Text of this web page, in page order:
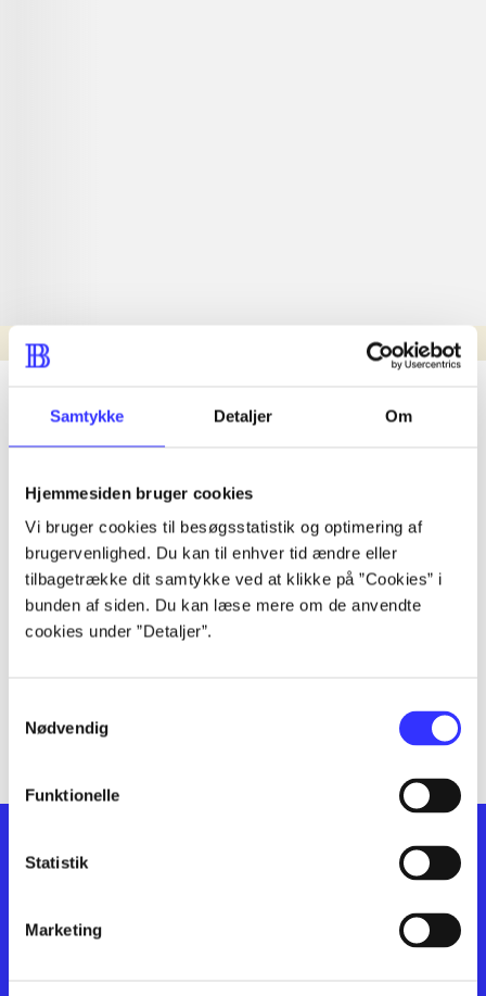
Samtykke Detaljer Om
Hjemmesiden bruger cookies
Vi bruger cookies til besøgsstatistik og optimering af
brugervenlighed. Du kan til enhver tid ændre eller
tilbagetrække dit samtykke ved at klikke på ”Cookies” i
bunden af siden. Du kan læse mere om de anvendte
cookies under ”Detaljer”.
Nødvendig
Funktionelle
Statistik
Marketing
Nyhed
lorem ipsum dolor sit amet ...
lorem ipsum dolor sit amet ...
lorem ipsum dolor sit amet ...
lorem ipsum dolor sit amet ...
lorem ipsum dolor sit amet ...
lorem ipsum dolor sit amet ...
lorem ipsum dolor sit amet ...